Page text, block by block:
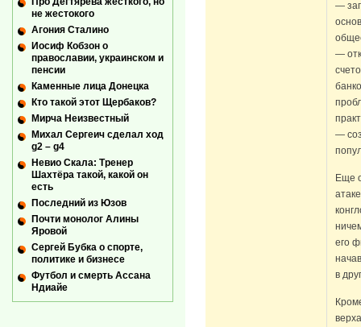
—
—
—
Еще
его
в
не жестокого
Агония Сталино
Иосиф Кобзон о
православии, украинском и
пенсии
Каменные лица Донецка
Кто такой этот Щербаков?
Мирча Неизвестный
Михал Сергеич сделал ход
g2 – g4
Невио Скала: Тренер
Шахтёра такой, какой он
есть
Последний из Юзов
Почти монолог Алины
Яровой
Сергей Бубка о спорте,
политике и бизнесе
Футбол и смерть Ассана
Ндиайе